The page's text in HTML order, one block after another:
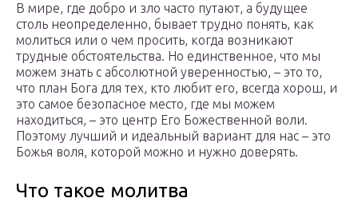
В мире, где добро и зло часто путают, а будущее
столь неопределенно, бывает трудно понять, как
молиться или о чем просить, когда возникают
трудные обстоятельства. Но единственное, что мы
можем знать с абсолютной уверенностью, – это то,
что план Бога для тех, кто любит его, всегда хорош, и
это самое безопасное место, где мы можем
находиться, – это центр Его Божественной воли.
Поэтому лучший и идеальный вариант для нас – это
Божья воля, которой можно и нужно доверять.
Что такое молитва